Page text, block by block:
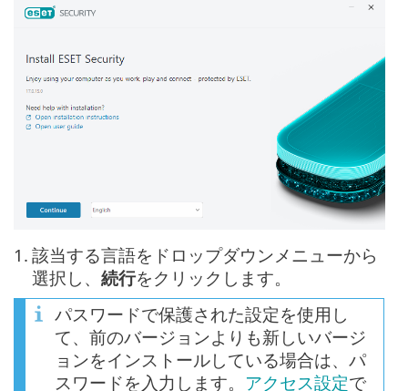
1. 該当する言語をドロップダウンメニューから
選択し、 続行をクリックします。
パスワードで保護された設定を使用し
て、前のバージョンよりも新しいバージ
ョンをインストールしている場合は、パ
スワードを入力します。 アクセス設定で